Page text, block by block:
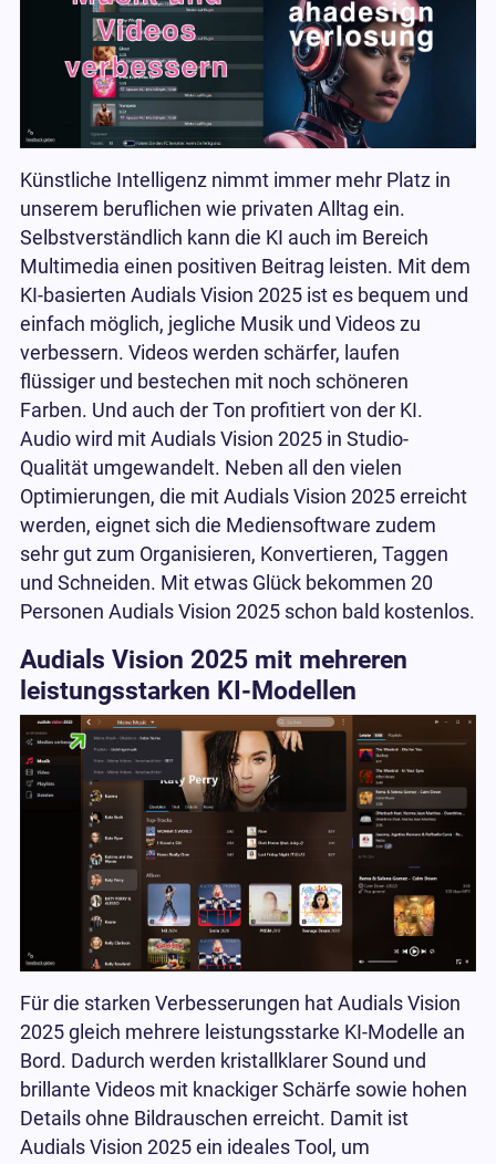
Künstliche Intelligenz nimmt immer mehr Platz in
unserem beruflichen wie privaten Alltag ein.
Selbstverständlich kann die KI auch im Bereich
Multimedia einen positiven Beitrag leisten. Mit dem
KI-basierten Audials Vision 2025 ist es bequem und
einfach möglich, jegliche Musik und Videos zu
verbessern. Videos werden schärfer, laufen
flüssiger und bestechen mit noch schöneren
Farben. Und auch der Ton profitiert von der KI.
Audio wird mit Audials Vision 2025 in Studio-
Qualität umgewandelt. Neben all den vielen
Optimierungen, die mit Audials Vision 2025 erreicht
werden, eignet sich die Mediensoftware zudem
sehr gut zum Organisieren, Konvertieren, Taggen
und Schneiden. Mit etwas Glück bekommen 20
Personen Audials Vision 2025 schon bald kostenlos.
Audials Vision 2025 mit mehreren
leistungsstarken KI-Modellen
Für die starken Verbesserungen hat Audials Vision
2025 gleich mehrere leistungsstarke KI-Modelle an
Bord. Dadurch werden kristallklarer Sound und
brillante Videos mit knackiger Schärfe sowie hohen
Details ohne Bildrauschen erreicht. Damit ist
Audials Vision 2025 ein ideales Tool, um